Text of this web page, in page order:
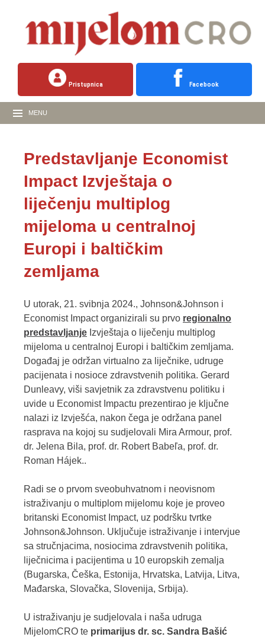
Pristupnica Facebook
MENU
Predstavljanje Economist
Impact Izvještaja o
liječenju multiplog
mijeloma u centralnoj
Europi i baltičkim
zemljama
U utorak, 21. svibnja 2024., Johnson&Johnson i
Economist Impact organizirali su prvo regionalno
predstavljanje Izvještaja o liječenju multiplog
mijeloma u centralnoj Europi i baltičkim zemljama.
Događaj je održan virtualno za liječnike, udruge
pacijenata i nosioce zdravstvenih politika. Gerard
Dunleavy, viši savjetnik za zdravstvenu politiku i
uvide u Economist Impactu prezentirao je ključne
nalazi iz Izvješća, nakon čega je održana panel
rasprava na kojoj su sudjelovali Mira Armour, prof.
dr. Jelena Bila, prof. dr. Robert Babeľa, prof. dr.
Roman Hájek..
Radi se o prvom sveobuhvatnom i neovisnom
istraživanju o multiplom mijelomu koje je proveo
britanski Economist Impact, uz podršku tvrtke
Johnson&Johnson. Uključuje istraživanje i intervjue
sa stručnjacima, nosiocima zdravstvenih politika,
liječnicima i pacijentima u 10 europskih zemalja
(Bugarska, Češka, Estonija, Hrvatska, Latvija, Litva,
Mađarska, Slovačka, Slovenija, Srbija).
U istraživanju je sudjelovala i naša udruga
MijelomCRO te primarijus dr. sc. Sandra Bašić